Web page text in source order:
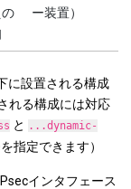
ー装置）
に設置される構成
れる構成には対応
と ...dynamic-
指定できます）
インタフェース